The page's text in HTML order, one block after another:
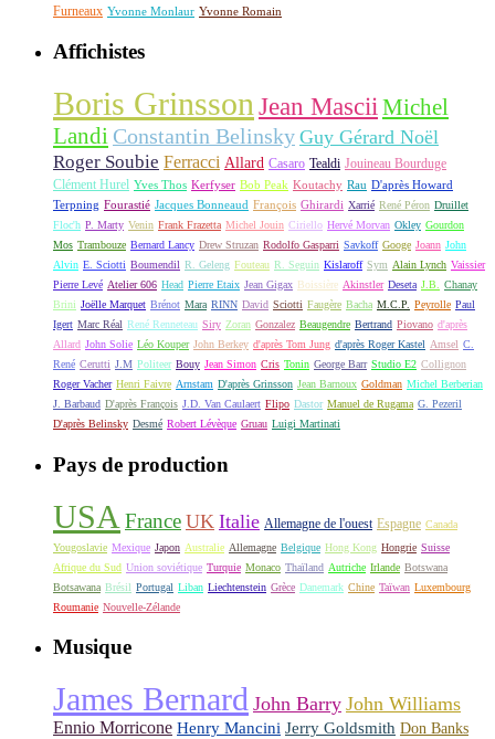
Furneaux Yvonne Monlaur Yvonne Romain
Affichistes
Boris Grinsson Jean Mascii Michel
Landi Constantin Belinsky Guy Gérard Noël
Roger Soubie Ferracci Allard Casaro Tealdi Jouineau Bourduge
Clément Hurel Yves Thos Kerfyser Bob Peak Koutachy Rau D'après Howard
Terpning Fourastié Jacques Bonneaud François Ghirardi Xarrié René Péron Druillet
Floc'h P. Marty Venin Frank Frazetta Michel Jouin Ciriello Hervé Morvan Okley Gourdon
Mos Trambouze Bernard Lancy Drew Struzan Rodolfo Gasparri Savkoff Googe Joann John
Alvin E. Sciotti Boumendil R. Geleng Fouteau R. Seguin Kislaroff Sym Alain Lynch Vaissier
Pierre Levé Atelier 606 Head Pierre Etaix Jean Gigax Boissière Akinstler Deseta J.B.
Chanay
Brini Joëlle Marquet Brénot Mara RINN David Sciotti Faugère Bacha M.C.P. Peyrolle Paul
Igert Marc Réal René Renneteau Siry Zoran Gonzalez Beaugendre Bertrand Piovano d'après
Allard John Solie Léo Kouper John Berkey d'après Tom Jung d'après Roger Kastel Amsel C.
René Cerutti J.M Politeer Bouy Jean Simon Cris Tonin George Barr Studio E2 Collignon
Roger Vacher Henri Faivre Arnstam D'après Grinsson Jean Barnoux Goldman Michel Berberian
J. Barbaud D'après François J.D. Van Caulaert Flipo Dastor Manuel de Rugama G. Pezeril
D'après Belinsky Desmé Robert Lévèque Gruau Luigi Martinati
Pays de production
USA France UK Italie Allemagne de l'ouest Espagne Canada
Yougoslavie Mexique Japon Australie Allemagne Belgique Hong Kong Hongrie Suisse
Afrique du Sud Union soviétique Turquie Monaco Thaïland Autriche Irlande Botswana
Botsawana Brésil Portugal Liban Liechtenstein Grèce Danemark Chine Taïwan Luxembourg
Roumanie Nouvelle-Zélande
Musique
James Bernard John Barry John Williams
Ennio Morricone Henry Mancini Jerry Goldsmith Don Banks